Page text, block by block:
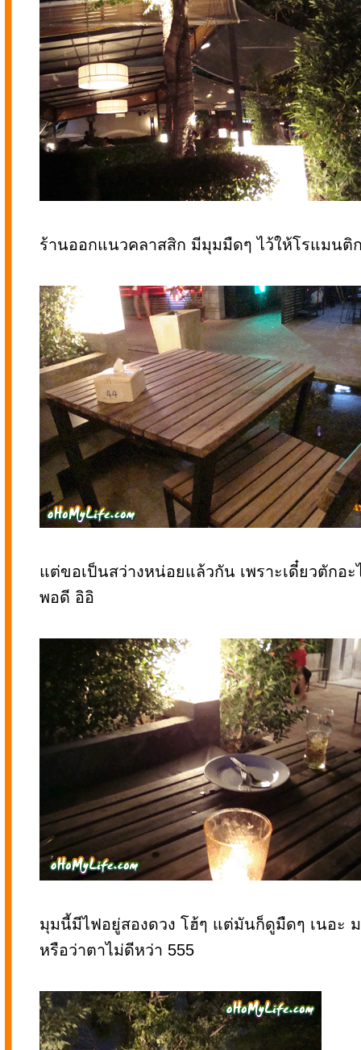
ร้านออกแนวคลาสสิก มีมุมมืดๆ ไว้ให้โรแมนติ
แต่ขอเป็นสว่างหน่อยแล้วกัน เพราะเดี๋ยวตักอะ
พอดี อิอิ
มุมนี้มีไฟอยู่สองดวง โฮ้ๆ แต่มันก็ดูมืดๆ เนอะ
หรือว่าตาไม่ดีหว่า 555